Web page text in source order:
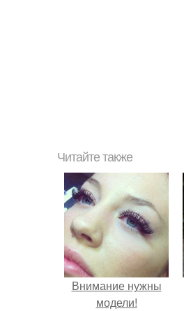
Читайте также
Внимание нужны
модели!